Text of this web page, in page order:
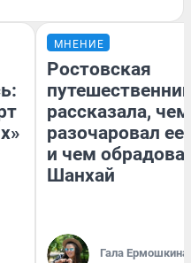
МНЕНИЕ
Ростовская
рассказала, чем
разочаровал
и чем
Шанхай
Гала Ермошкина